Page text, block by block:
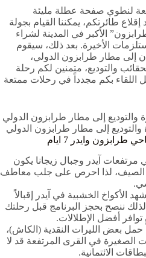
لنطوي صفحة عطلة مليئة
طائرتكم، يمكننا القيام بجولة
الأكبر في المدينة لشراء
الأخيرة. بعد ذلك، سيقوم
إلى مطار طرابزون الدولي،
والتوديع، متمنين لكم رحلة
اللقاء بكم مجدداً في رحلات ممتعة
والتوديع إلى مطار طرابزون الدولي
وايدر 7 ايام
آيدر وجبال زيجانا يكون
الصيف، لذا احرص على جلب معاطف
الأكواخ الخشبية في آيدر إقبالاً
ننصح بحجز البرنامج قبل رحلتك
أفضل الإطلالات.
حمل بعض الليرات النقدية (الكاش)،
الصغيرة في القرى المرتفعة قد لا
الائتمانية.